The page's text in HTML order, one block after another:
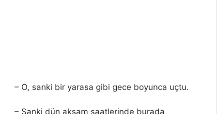
– O, sanki bir yarasa gibi gece boyunca uçtu.
– Sanki dün akşam saatlerinde burada